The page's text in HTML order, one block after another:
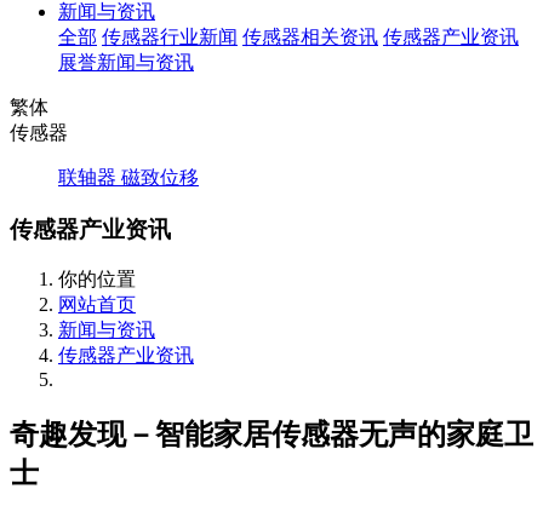
新闻与资讯
全部 传感器行业新闻 传感器相关资讯 传感器产业资讯
展誉新闻与资讯
繁体
传感器
联轴器 磁致位移
传感器产业资讯
你的位置
网站首页
新闻与资讯
传感器产业资讯
奇趣发现－智能家居传感器无声的家庭卫
士